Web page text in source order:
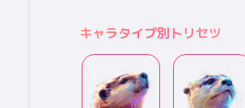
キャラタイプ別トリセツ